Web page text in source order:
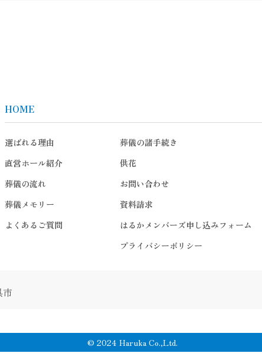
HOME
選ばれる理由
直営ホール紹介
葬儀の流れ
葬儀メモリー
よくあるご質問
葬儀の諸手続き
供花
お問い合わせ
資料請求
はるかメンバーズ申し込みフォーム
プライバシーポリシー
市
© 2024 Haruka Co.,Ltd.